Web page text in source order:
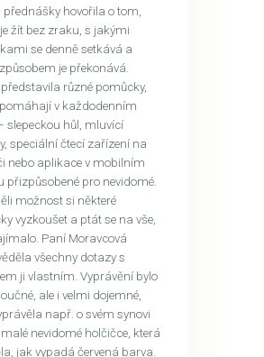
přednášky hovořila o tom,
žít bez zraku, s jakými
se denně setkává a
je překonává.
různé pomůcky,
pomáhají v každodenním
slepeckou hůl, mluvící
speciální čtecí zařízení na
nebo aplikace v mobilním
přizpůsobené pro nevidomé.
možnost si některé
vyzkoušet a ptát se na vše,
Paní Moravcová
všechny dotazy s
ji vlastním. Vyprávění bylo
ale i velmi dojemné,
např. o svém synovi
malé nevidomé holčičce, která
jak vypadá červená barva.